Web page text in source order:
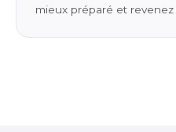
mieux préparé et